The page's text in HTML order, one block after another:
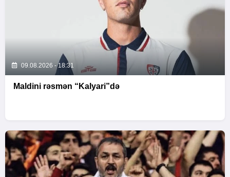
09.08.2026 - 18:31
Maldini rəsmən “Kalyari”də